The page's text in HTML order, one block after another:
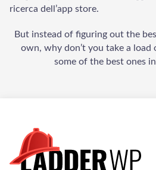
ricerca dell’app store.
But instead of figuring out the
own, why don’t you take a load
some of the best ones